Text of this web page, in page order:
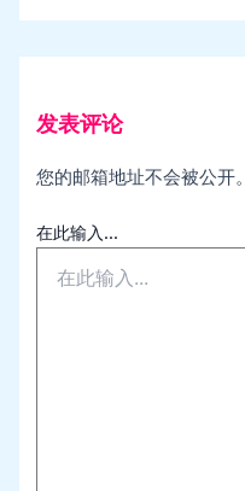
发表评论
您的邮箱地址不会被公开。
在此输入...